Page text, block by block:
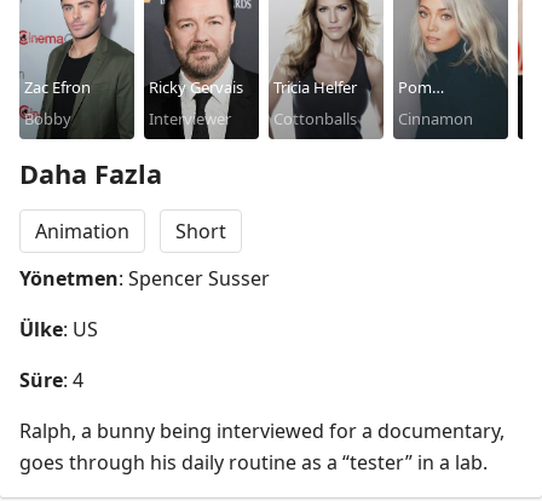
Zac Efron
Bobby
Ricky Gervais
Interviewer
Tricia Helfer
Cottonballs
Pom
Klementieff
Cinnamon
Daha Fazla
Animation
Short
Yönetmen: Spencer Susser
Ülke: US
Süre: 4
Ralph, a bunny being interviewed for a documentary,
goes through his daily routine as a “tester” in a lab.